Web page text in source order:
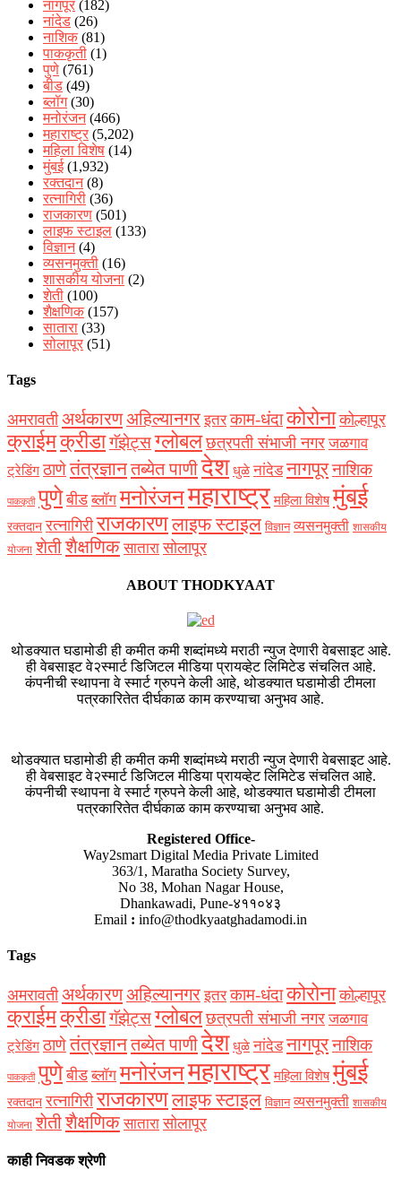
नागपूर (182)
नांदेड (26)
नाशिक (81)
पाककृती (1)
पुणे (761)
बीड (49)
ब्लॉग(30)
मनोरंजन(466)
महाराष्ट्र (5,202)
महिला विशेष (14)
मुंबई(1,932)
रक्‍तदान(8)
रत्नागिरी (36)
राजकारण (501)
लाइफ स्टाइल (133)
विज्ञान(4)
व्यसनमुक्ती (16)
शासकीय योजना (2)
शेती (100)
शैक्षणिक (157)
सातारा (33)
सोलापूर (51)
Tags
अमरावती अर्थकारणअहिल्यानगर इतर काम-धंदाकोरोना कोल्हापूर
क्राईमक्रीडागॅझेट्सग्लोबल छत्रपती संभाजी नगर जळगाव
ट्रेडिंग ठाणेतंत्रज्ञानतब्येत पाणीदेश धुळे नांदेड नागपूरनाशिक
पाककृती पुणे बीड ब्लॉग मनोरंजनमहाराष्ट्र महिला विशेष मुंबई
रक्‍तदान रत्नागिरी राजकारणलाइफ स्टाइल विज्ञान व्यसनमुक्ती शासकीय
योजना शेतीशैक्षणिक सातारा सोलापूर
ABOUT THODKYAAT
थोडक्यात घडामोडी ही कमीत कमी शब्दांमध्ये मराठी न्युज देणारी वेबसाइट आहे.
ही वेबसाइट वे२स्मार्ट डिजिटल मीडिया प्रायव्हेट लिमिटेड संचलित आहे.
कंपनीची स्थापना वे स्मार्ट ग्रुपने केली आहे, थोडक्यात घडामोडी टीमला
पत्रकारितेत दीर्घकाळ काम करण्याचा अनुभव आहे.
थोडक्यात घडामोडी ही कमीत कमी शब्दांमध्ये मराठी न्युज देणारी वेबसाइट आहे.
ही वेबसाइट वे२स्मार्ट डिजिटल मीडिया प्रायव्हेट लिमिटेड संचलित आहे.
कंपनीची स्थापना वे स्मार्ट ग्रुपने केली आहे, थोडक्यात घडामोडी टीमला
पत्रकारितेत दीर्घकाळ काम करण्याचा अनुभव आहे.
Registered Office-
Way2smart Digital Media Private Limited
363/1, Maratha Society Survey,
No 38, Mohan Nagar House,
Dhankawadi, Pune-४११०४३
Email : info@thodkyaatghadamodi.in
Tags
अमरावती अर्थकारणअहिल्यानगर इतर काम-धंदाकोरोना कोल्हापूर
क्राईमक्रीडागॅझेट्सग्लोबल छत्रपती संभाजी नगर जळगाव
ट्रेडिंग ठाणेतंत्रज्ञानतब्येत पाणीदेश धुळे नांदेड नागपूरनाशिक
पाककृती पुणे बीड ब्लॉग मनोरंजनमहाराष्ट्र महिला विशेष मुंबई
रक्‍तदान रत्नागिरी राजकारणलाइफ स्टाइल विज्ञान व्यसनमुक्ती शासकीय
योजना शेतीशैक्षणिक सातारा सोलापूर
काही निवडक श्रेणी